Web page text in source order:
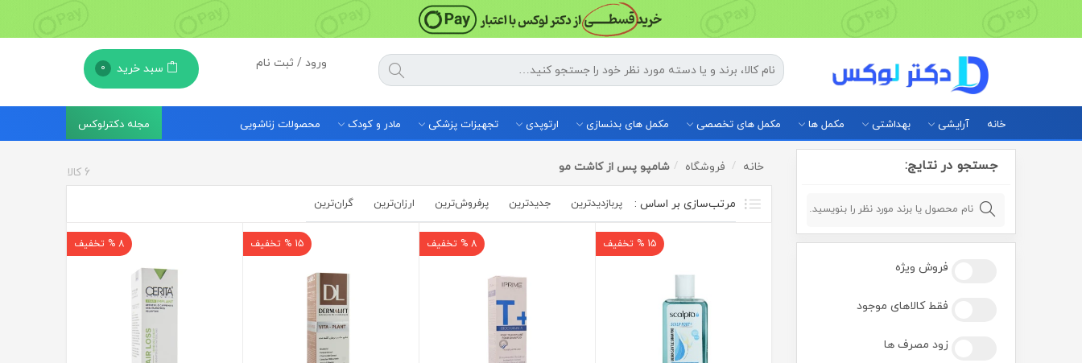
ورود / ثبت نام سبد خرید 0
خانه آرایشی بهداشتی مکمل ها مکمل های تخصصی مکمل های بدنسازی ارتوپدی تجهیزات پزشکی مادر و کودک محصولات زناشویی مجله دکترلوکس
جستجو در نتایج:
فروش ویژه
فقط کالاهای موجود
زود مصرف ها
خانه فروشگاه شامپو پس از کاشت مو 6 کالا
پربازدیدترین جدیدترین پرفروش‌ترین‌ ارزان‌ترین گران‌ترین
15 % تخفیف 8 % تخفیف 15 % تخفیف 8 % تخفیف